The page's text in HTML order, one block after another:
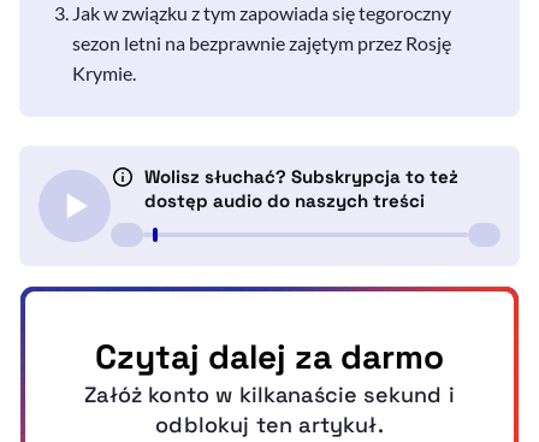
Jak w związku z tym zapowiada się tegoroczny
sezon letni na bezprawnie zajętym przez Rosję
Krymie.